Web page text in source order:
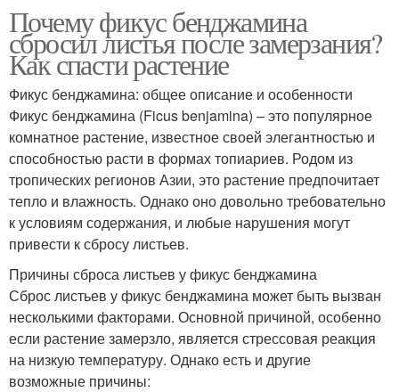
Почему фикус бенджамина
сбросил листья после замерзания?
Как спасти растение
Фикус бенджамина: общее описание и особенности
Фикус бенджамина (Ficus benjamina) – это популярное
комнатное растение, известное своей элегантностью и
способностью расти в формах топиариев. Родом из
тропических регионов Азии, это растение предпочитает
тепло и влажность. Однако оно довольно требовательно
к условиям содержания, и любые нарушения могут
привести к сбросу листьев.
Причины сброса листьев у фикус бенджамина
Сброс листьев у фикус бенджамина может быть вызван
несколькими факторами. Основной причиной, особенно
если растение замерзло, является стрессовая реакция
на низкую температуру. Однако есть и другие
возможные причины: